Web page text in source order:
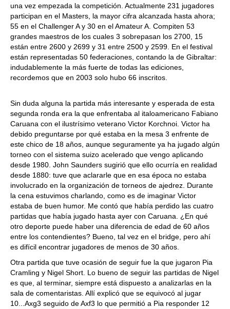
una vez empezada la competición. Actualmente 231 jugadores
participan en el Masters, la mayor cifra alcanzada hasta ahora;
55 en el Challenger A y 30 en el Amateur A. Compiten 53
grandes maestros de los cuales 3 sobrepasan los 2700, 15
están entre 2600 y 2699 y 31 entre 2500 y 2599. En el festival
están representadas 50 federaciones, contando la de Gibraltar:
indudablemente la más fuerte de todas las ediciones,
recordemos que en 2003 solo hubo 66 inscritos.
Sin duda alguna la partida más interesante y esperada de esta
segunda ronda era la que enfrentaba al italoamericano Fabiano
Caruana con el ilustrísimo veterano Victor Korchnoi. Victor ha
debido preguntarse por qué estaba en la mesa 3 enfrente de
este chico de 18 años, aunque seguramente ya ha jugado algún
torneo con el sistema suizo acelerado que vengo aplicando
desde 1980. John Saunders sugirió que ello ocurría en realidad
desde 1880: tuve que aclararle que en esa época no estaba
involucrado en la organización de torneos de ajedrez. Durante
la cena estuvimos charlando, como es de imaginar Victor
estaba de buen humor. Me contó que había perdido las cuatro
partidas que había jugado hasta ayer con Caruana. ¿En qué
otro deporte puede haber una diferencia de edad de 60 años
entre los contendientes? Bueno, tal vez en el bridge, pero ahí
es difícil encontrar jugadores de menos de 30 años.
Otra partida que tuve ocasión de seguir fue la que jugaron Pia
Cramling y Nigel Short. Lo bueno de seguir las partidas de Nigel
es que, al terminar, siempre está dispuesto a analizarlas en la
sala de comentaristas. Allí explicó que se equivocó al jugar
10...Axg3 seguido de Axf3 lo que permitió a Pia responder 12